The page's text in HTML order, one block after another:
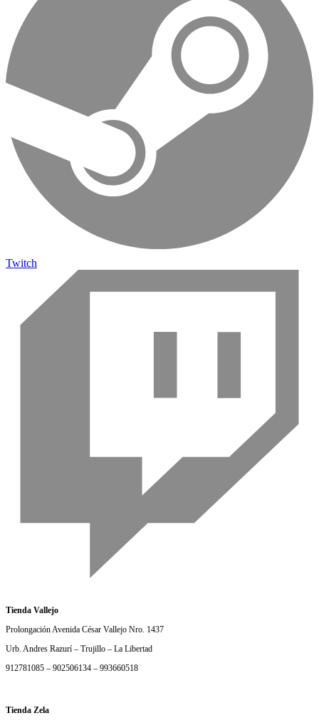
Twitch
Tienda Vallejo
Prolongación Avenida César Vallejo Nro. 1437
Urb. Andres Razurí – Trujillo – La Libertad
912781085 – 902506134 – 993660518
Tienda Zela